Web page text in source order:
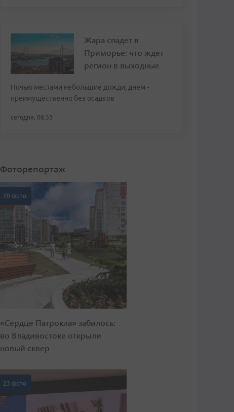
Жара спадет в
Приморье: что ждет
регион в выходные
Ночью местами небольшие дожди, днем -
преимущественно без осадков
сегодня, 08:33
Фоторепортаж
20 фото
«Сердце Патрокла» забилось:
во Владивостоке открыли
новый сквер
23 фото